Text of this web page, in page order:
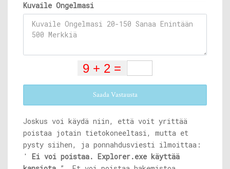
Kuvaile Ongelmasi
Saada Vastausta
Joskus voi käydä niin, että voit yrittää
poistaa jotain tietokoneeltasi, mutta et
pysty siihen, ja ponnahdusviesti ilmoittaa:
' Ei voi poistaa. Explorer.exe käyttää